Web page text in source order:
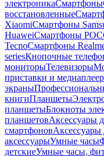
электроникаСмартфоны
восстановленные
XiaomiСмартфоны
HuaweiСмартфоны
TecnoСмартфоны
seriesКнопочные
мониторыТелевизоры
приставки и
экраны
книгиПланшеты
планшетыБлокноты
планшетовАксессуары
смартфоновАксессуары
аксессуарыУмные часы
детскиеУмные часы,